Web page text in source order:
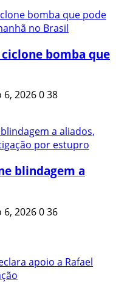
bomba que
6, 2026038
blindagem a
6, 2026036